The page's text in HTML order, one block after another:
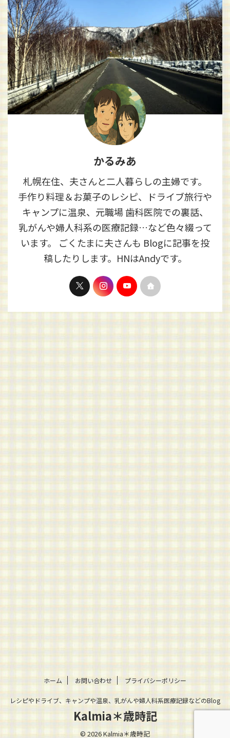
かるみあ
札幌在住、夫さんと二人暮らしの主婦です。
手作り料理＆お菓子のレシピ、ドライブ旅行や
キャンプに温泉、元職場 歯科医院での裏話、
乳がんや婦人科系の医療記録…など色々綴って
います。 ごくたまに夫さんも Blogに記事を投
稿したりします。HNはAndyです。
ホーム お問い合わせ プライバシーポリシー
レシピやドライブ、キャンプや温泉、乳がんや婦人科系医療記録などのBlog
Kalmia＊歳時記
© 2026 Kalmia＊歳時記